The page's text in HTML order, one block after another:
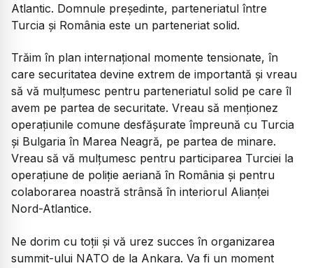
Atlantic. Domnule președinte, parteneriatul între
Turcia și România este un parteneriat solid.
Trăim în plan internațional momente tensionate, în
care securitatea devine extrem de importantă și vreau
să vă mulțumesc pentru parteneriatul solid pe care îl
avem pe partea de securitate. Vreau să menționez
operațiunile comune desfășurate împreună cu Turcia
și Bulgaria în Marea Neagră, pe partea de minare.
Vreau să vă mulțumesc pentru participarea Turciei la
operațiune de poliție aeriană în România și pentru
colaborarea noastră strânsă în interiorul Alianței
Nord-Atlantice.
Ne dorim cu toții și vă urez succes în organizarea
summit-ului NATO de la Ankara. Va fi un moment